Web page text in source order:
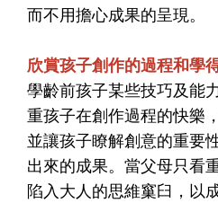
而不用擔心成果的呈現。
欣賞孩子創作的過程和學
學齡前孩子某些技巧及能
重孩子在創作過程的快樂
並讓孩子瞭解創意的重要
出來的成果。當父母只看
陷入大人的思維窼臼，以